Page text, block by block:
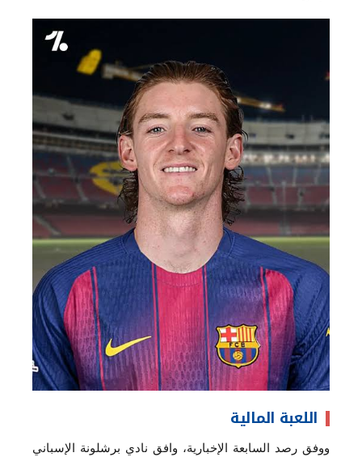
اللعبة المالية
ووفق رصد السابعة الإخبارية، وافق نادي برشلونة الإسباني